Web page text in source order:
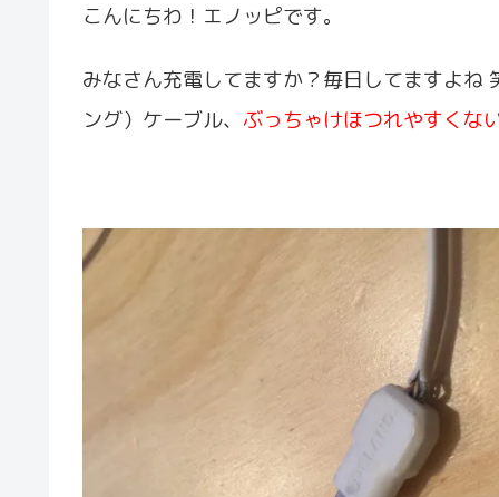
こんにちわ！エノッピです。
みなさん充電してますか？毎日してますよ
ング）ケーブル、 ぶっちゃけほつれやすくな